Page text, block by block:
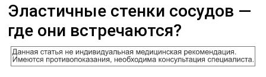
Эластичные стенки сосудов —
где они встречаются?